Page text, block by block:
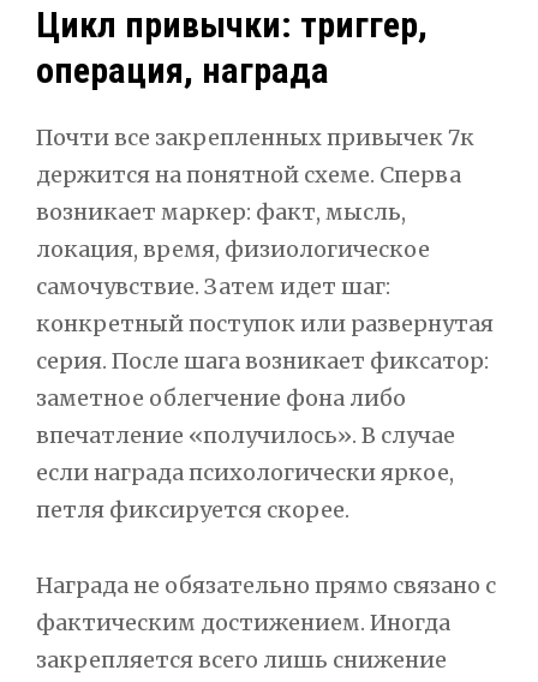
Цикл привычки: триггер,
операция, награда
Почти все закрепленных привычек 7к
держится на понятной схеме. Сперва
возникает маркер: факт, мысль,
локация, время, физиологическое
самочувствие. Затем идет шаг:
конкретный поступок или развернутая
серия. После шага возникает фиксатор:
заметное облегчение фона либо
впечатление «получилось». В случае
если награда психологически яркое,
петля фиксируется скорее.
Награда не обязательно прямо связано с
фактическим достижением. Иногда
закрепляется всего лишь снижение